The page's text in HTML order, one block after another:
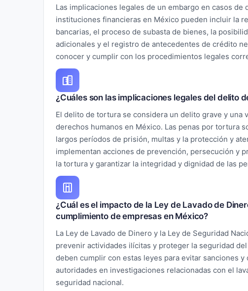
Las implicaciones legales de un embargo en casos de
instituciones financieras en México pueden incluir la
bancarias, el proceso de subasta de bienes, la
adicionales y el registro de antecedentes de crédito
conocer y cumplir con los procedimientos legales
¿Cuáles son las implicaciones legales del delito
El delito de tortura se considera un delito grave y una
derechos humanos en México. Las penas por tortura
largos períodos de prisión, multas y la protección y
implementan acciones de prevención, persecución y
la tortura y garantizar la integridad y dignidad de las
¿Cuál es el impacto de la Ley de Lavado de
cumplimiento de empresas en México?
La Ley de Lavado de Dinero y la Ley de Seguridad
prevenir actividades ilícitas y proteger la seguridad del
deben cumplir con estas leyes para evitar sanciones y
autoridades en investigaciones relacionadas con el
seguridad nacional.